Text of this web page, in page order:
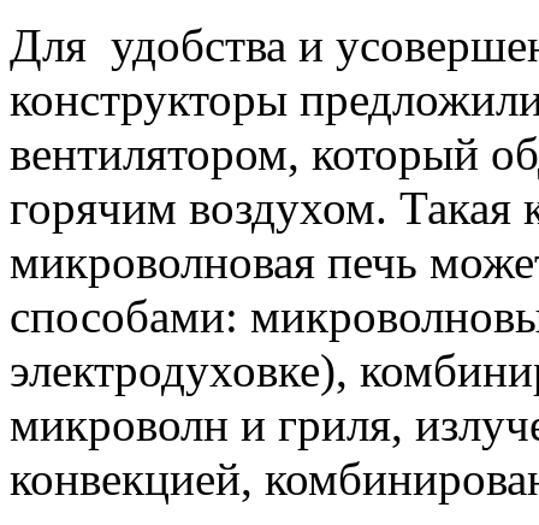
Для удобства и
конструкторы
вентилятором, который
горячим воздухом. Такая
микроволновая печь
способами:
электродуховке),
микроволн и гриля,
конвекцией,